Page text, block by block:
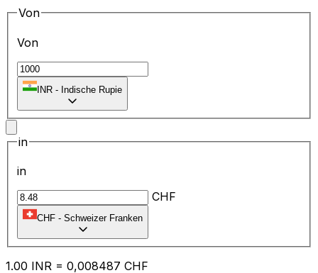
Von
Von
INR - Indische Rupie
in
in
CHF
CHF - Schweizer Franken
1.00 INR = 0,008487 CHF